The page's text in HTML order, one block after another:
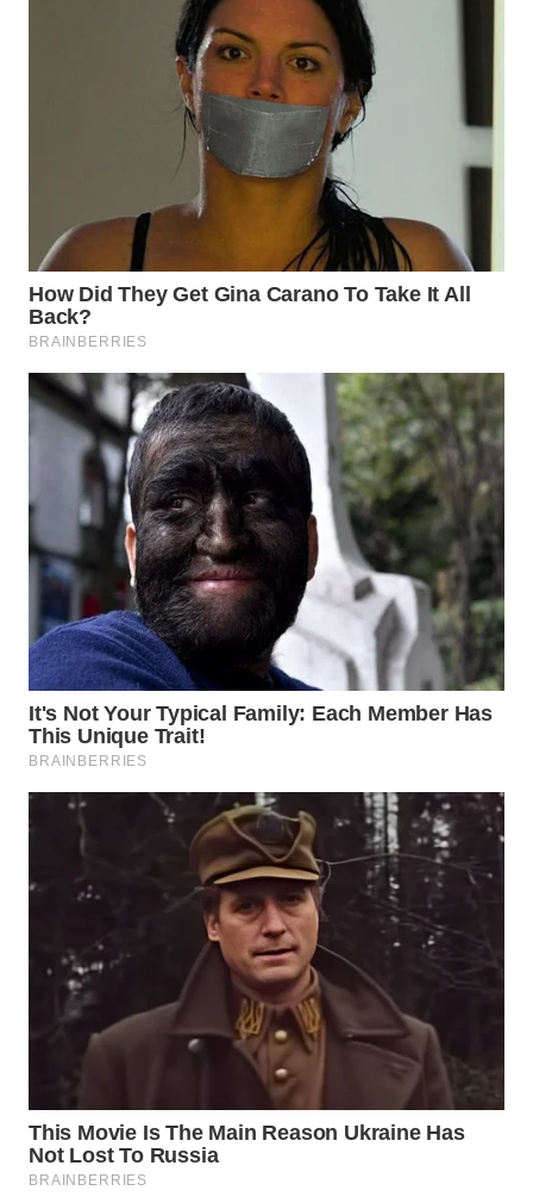
TAPANULI
TENGAH
WN DELI
SERDANG
WN
TEBING
TINGGI
WN
PAKPAK
WN
KARAWANG
WN
WN
DEPOK
WN
TAPANULI
WN
SAMOSIR